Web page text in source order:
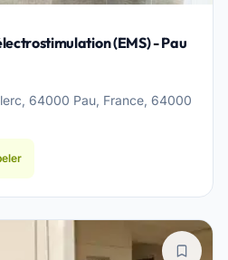
(EMS) - Pau
64000 Pau, France, 64000